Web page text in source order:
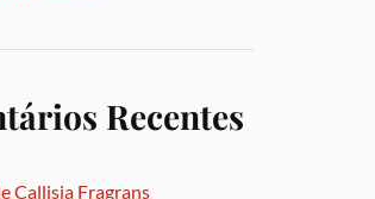
Recentes
Callisia Fragrans